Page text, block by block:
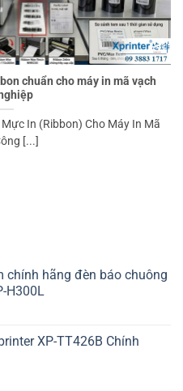
chuẩn cho máy in mã vạch
In (Ribbon) Cho Máy In Mã
[...]
chính hãng đèn báo chuông
H300L
XP-TT426B Chính